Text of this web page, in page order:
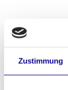
Zustimmung